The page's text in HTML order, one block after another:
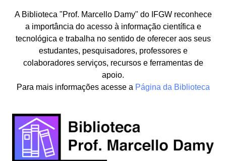
A Biblioteca "Prof. Marcello Damy" do IFGW reconhece
a importância do acesso à informação científica e
tecnológica e trabalha no sentido de oferecer aos seus
estudantes, pesquisadores, professores e
colaboradores serviços, recursos e ferramentas de
apoio.
Para mais informações acesse a Página da Biblioteca